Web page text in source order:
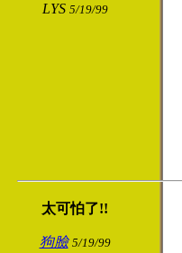
LYS 5/19/99
太可怕了!!
狗臉 5/19/99